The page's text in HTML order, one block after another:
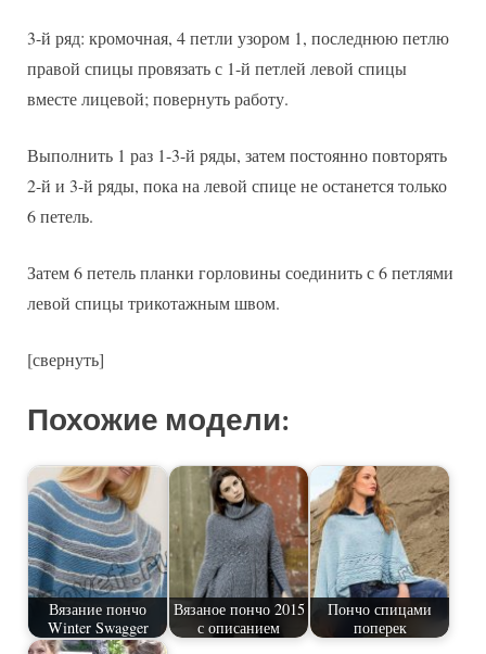
3-й ряд: кромочная, 4 петли узором 1, последнюю петлю
правой спицы провязать с 1-й петлей левой спицы
вместе лицевой; повернуть работу.
Выполнить 1 раз 1-3-й ряды, затем постоянно повторять
2-й и 3-й ряды, пока на левой спице не останется только
6 петель.
Затем 6 петель планки горловины соединить с 6 петлями
левой спицы трикотажным швом.
[свернуть]
Похожие модели:
Вязание пончо
Winter Swagger
Вязаное пончо 2015
с описанием
Пончо спицами
поперек